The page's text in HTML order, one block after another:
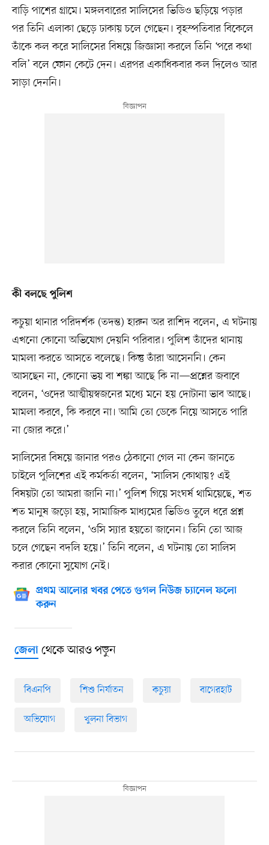
বাড়ি পাশের গ্রামে। মঙ্গলবারের সালিসের ভিডিও ছড়িয়ে পড়ার
পর তিনি এলাকা ছেড়ে ঢাকায় চলে গেছেন। বৃহস্পতিবার বিকেলে
তাঁকে কল করে সালিসের বিষয়ে জিজ্ঞাসা করলে তিনি ‘পরে কথা
বলি’ বলে ফোন কেটে দেন। এরপর একাধিকবার কল দিলেও আর
সাড়া দেননি।
কী বলছে পুলিশ
কচুয়া থানার পরিদর্শক (তদন্ত) হারুন অর রাশিদ বলেন, এ ঘটনায়
এখনো কোনো অভিযোগ দেয়নি পরিবার। পুলিশ তাঁদের থানায়
মামলা করতে আসতে বলেছে। কিন্তু তাঁরা আসেননি। কেন
আসছেন না, কোনো ভয় বা শঙ্কা আছে কি না—প্রশ্নের জবাবে
বলেন, ‘ওদের আত্মীয়স্বজনের মধ্যে মনে হয় দোটানা ভাব আছে।
মামলা করবে, কি করবে না। আমি তো ডেকে নিয়ে আসতে পারি
না জোর করে।’
সালিসের বিষয়ে জানার পরও ঠেকানো গেল না কেন জানতে
চাইলে পুলিশের এই কর্মকর্তা বলেন, ‘সালিস কোথায়? এই
বিষয়টা তো আমরা জানি না।’ পুলিশ গিয়ে সংঘর্ষ থামিয়েছে, শত
শত মানুষ জড়ো হয়, সামাজিক মাধ্যমের ভিডিও তুলে ধরে প্রশ্ন
করলে তিনি বলেন, ‘ওসি স্যার হয়তো জানেন। তিনি তো আজ
চলে গেছেন বদলি হয়ে।’ তিনি বলেন, এ ঘটনায় তো সালিস
করার কোনো সুযোগ নেই।
প্রথম আলোর খবর পেতে গুগল নিউজ চ্যানেল ফলো
করুন
জেলাথেকে আরও পড়ুন
বিএনপি শিশু নির্যাতন কচুয়া বাগেরহাট
অভিযোগ খুলনা বিভাগ